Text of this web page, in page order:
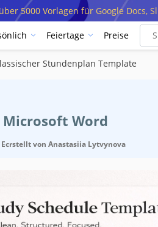
5000 Vorlagen für Google Docs,
Feiertage Preise
Stundenplan Template
Microsoft Word
Ecrstellt von Anastasiia Lytvynova